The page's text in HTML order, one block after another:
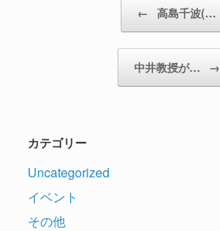
← 高島千波(…
中井教授が… →
カテゴリー
Uncategorized
イベント
その他